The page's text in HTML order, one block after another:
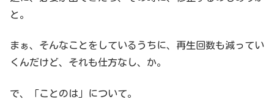
と。
まぁ、そんなことをしているうちに、再生回数も減ってい
くんだけど、それも仕方なし、か。
で、「ことのは」について。